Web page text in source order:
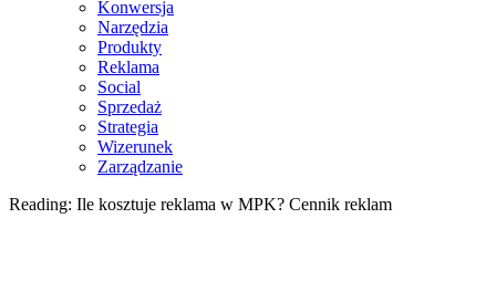
Konwersja
Narzędzia
Produkty
Reklama
Social
Sprzedaż
Strategia
Wizerunek
Zarządzanie
Reading: Ile kosztuje reklama w MPK? Cennik reklam